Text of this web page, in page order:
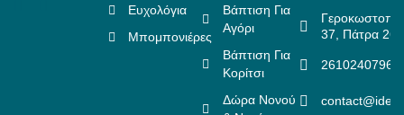
Ευχολόγια
Μπομπονιέρες
Βάπτιση Για
Αγόρι
Βάπτιση Για
Κορίτσι
Δώρα Νονού
37, Πάτρα
2610240796